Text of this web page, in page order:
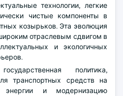
технологии, легкие
чистые компоненты в
козырьков. Эта эволюция
отраслевым сдвигом в
и экологичных
политика,
транспортных средств на
энергии и модернизацию